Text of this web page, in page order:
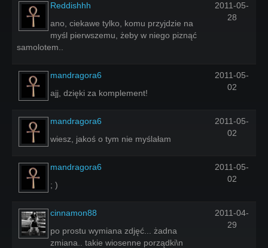
Reddishhh
ano, ciekawe tylko, komu przyjdzie na
myśl pierwszemu, żeby w niego piznąć
samolotem..
2011-05-
28
mandragora6
ajj, dzięki za komplement!
2011-05-
02
mandragora6
wiesz, jakoś o tym nie myślałam
2011-05-
02
mandragora6
; )
2011-05-
02
cinnamon88
po prostu wymiana zdjęć... żadna
zmiana.. takie wiosenne porządki\n
2011-04-
29